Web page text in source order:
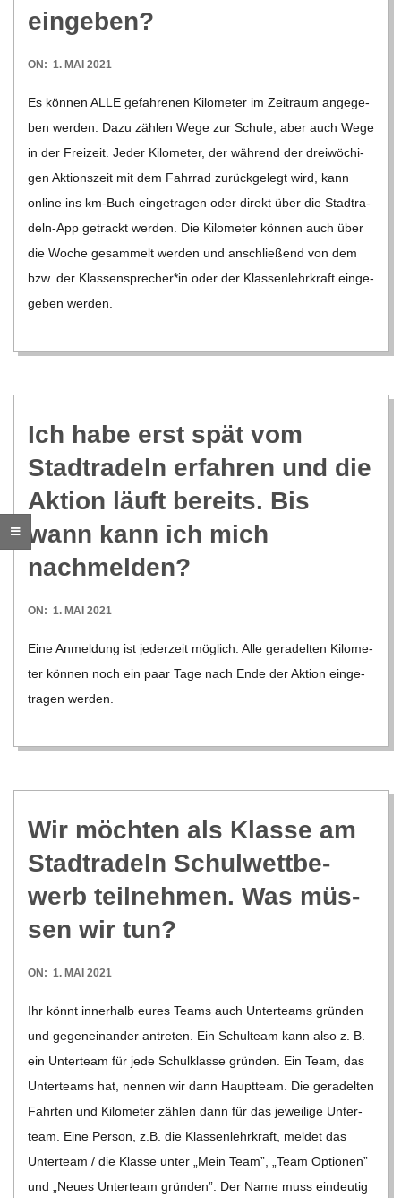
O
R
E
G
O
L
D
S
C
H
M
D
T
-
S
C
H
U
L
E
eingeben?
2021-
ON: 1. MAI 2021
Es kön­nen ALLE gefah­re­nen Kilo­me­ter im Zeit­raum ange­ge­
ben wer­den. Dazu zäh­len Wege zur Schule, aber auch Wege
in der Frei­zeit. Jeder Kilo­me­ter, der wäh­rend der drei­wö­chi­
gen Akti­ons­zeit mit dem Fahr­rad zurück­ge­legt wird, kann
online ins km-Buch ein­ge­tra­gen oder direkt über die Stadt­­ra­­
deln-App getrackt wer­den. Die Kilo­me­ter kön­nen auch über
die Woche gesam­melt wer­den und anschlie­ßend von dem
bzw. der Klassensprecher*in oder der Klas­sen­lehr­kraft ein­ge­
ge­ben wer­den.
Ich habe erst spät vom
Stadt­ra­deln erfah­ren und die
Aktion läuft bereits. Bis
wann kann ich mich
nachmelden?
2021-
ON: 1. MAI 2021
Eine Anmel­dung ist jeder­zeit mög­lich. Alle gera­del­ten Kilo­me­
ter kön­nen noch ein paar Tage nach Ende der Aktion ein­ge­
tra­gen wer­den.
Wir möch­ten als Klasse am
Stadt­ra­deln Schul­wett­be­
werb teil­neh­men. Was müs­
sen wir tun?
2021-
ON: 1. MAI 2021
Ihr könnt inner­halb eures Teams auch Unter­teams grün­den
und gegen­ein­an­der antre­ten. Ein Schul­team kann also z. B.
ein Unter­team für jede Schul­klasse grün­den. Ein Team, das
Unter­teams hat, nen­nen wir dann Haupt­team. Die gera­del­ten
Fahr­ten und Kilo­me­ter zäh­len dann für das jewei­lige Unter­
team. Eine Per­son, z.B. die Klas­sen­lehr­kraft, mel­det das
Unter­team /​​ die Klasse unter „Mein Team”, „Team Optio­nen”
und „Neues Unter­team grün­den”. Der Name muss ein­deu­tig